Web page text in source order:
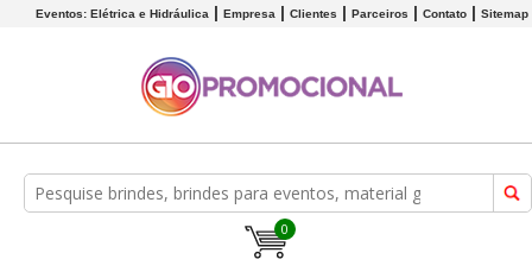
Eventos: Elétrica e Hidráulica Empresa Clientes Parceiros Contato Sitemap
0